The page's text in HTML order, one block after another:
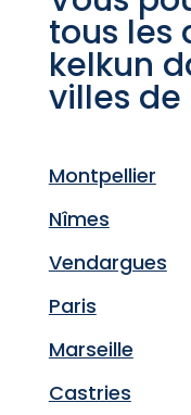
tous les
kelkun
villes de
Montpellier
Nîmes
Vendargues
Paris
Marseille
Castries